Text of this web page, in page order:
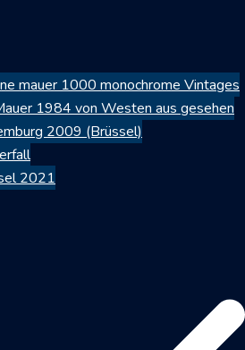
mauer 1000 monochrome Vintages
1984 von Westen aus gesehen
2009 (Brüssel)
2021